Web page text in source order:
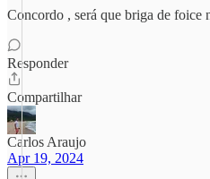
Concordo , será que briga de foice
Responder
Compartilhar
Carlos Araujo
Apr 19, 2024